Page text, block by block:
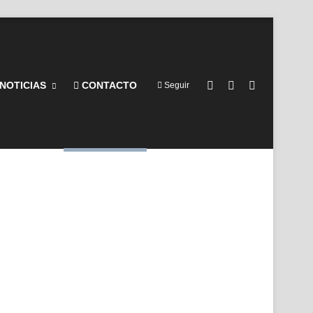
CONTACTO Seguir Barra lateral
Switch skin